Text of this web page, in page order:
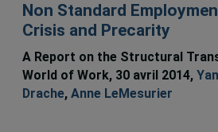
Non Standard
Crisis and Precarity
A Report on the Structural
World of Work, 30 avril 2014,
Drache, Anne LeMesurier